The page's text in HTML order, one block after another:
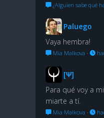
¿Alguien sabe qué
Paluego
Vaya hembra!
Mia Malkova ·
[Ψ]
Para qué voy a
miarte a tí.
Mia Malkova ·